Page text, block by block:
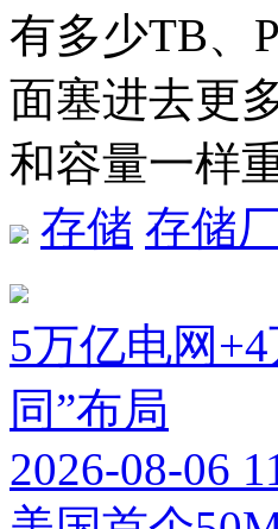
有多少TB、
面塞进去更
和容量一样
存储 存储
5万亿电网
同”布局
2026-08-06